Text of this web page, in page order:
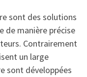
sont des solutions
de manière précise
Contrairement
un large
sont développées